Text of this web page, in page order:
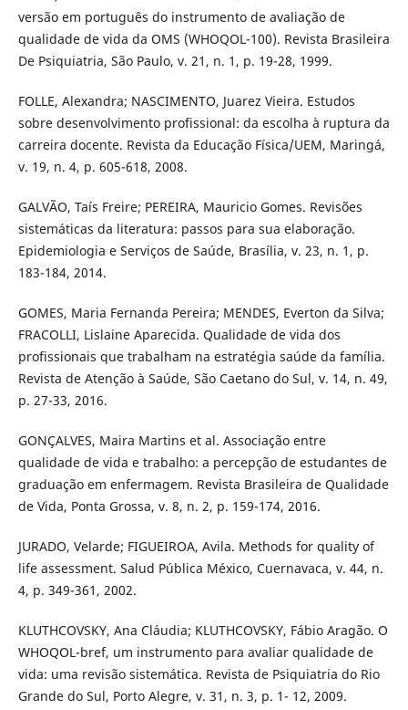
versão em português do instrumento de avaliação de
qualidade de vida da OMS (WHOQOL-100). Revista Brasileira
De Psiquiatria, São Paulo, v. 21, n. 1, p. 19-28, 1999.
FOLLE, Alexandra; NASCIMENTO, Juarez Vieira. Estudos
sobre desenvolvimento profissional: da escolha à ruptura da
carreira docente. Revista da Educação Física/UEM, Maringá,
v. 19, n. 4, p. 605-618, 2008.
GALVÃO, Taís Freire; PEREIRA, Mauricio Gomes. Revisões
sistemáticas da literatura: passos para sua elaboração.
Epidemiologia e Serviços de Saúde, Brasília, v. 23, n. 1, p.
183-184, 2014.
GOMES, Maria Fernanda Pereira; MENDES, Everton da Silva;
FRACOLLI, Lislaine Aparecida. Qualidade de vida dos
profissionais que trabalham na estratégia saúde da família.
Revista de Atenção à Saúde, São Caetano do Sul, v. 14, n. 49,
p. 27-33, 2016.
GONÇALVES, Maira Martins et al. Associação entre
qualidade de vida e trabalho: a percepção de estudantes de
graduação em enfermagem. Revista Brasileira de Qualidade
de Vida, Ponta Grossa, v. 8, n. 2, p. 159-174, 2016.
JURADO, Velarde; FIGUEIROA, Avila. Methods for quality of
life assessment. Salud Pública México, Cuernavaca, v. 44, n.
4, p. 349-361, 2002.
KLUTHCOVSKY, Ana Cláudia; KLUTHCOVSKY, Fábio Aragão. O
WHOQOL-bref, um instrumento para avaliar qualidade de
vida: uma revisão sistemática. Revista de Psiquiatria do Rio
Grande do Sul, Porto Alegre, v. 31, n. 3, p. 1- 12, 2009.